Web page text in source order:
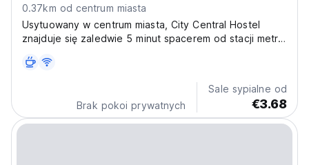
0.37km od centrum miasta
Usytuowany w centrum miasta, City Central Hostel
znajduje się zaledwie 5 minut spacerem od stacji metra
Brak pokoi prywatnych
Sale sypialne od
€3.68